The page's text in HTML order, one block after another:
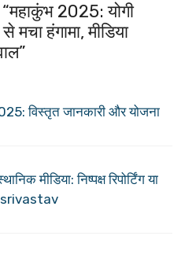
2025: योगी
मचा हंगामा, मीडिया
विस्तृत जानकारी और योजना
मीडिया: निष्पक्ष रिपोर्टिंग या